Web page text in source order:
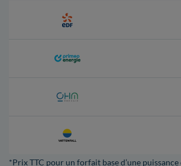
*Prix TTC pour un forfait base d’une puissance